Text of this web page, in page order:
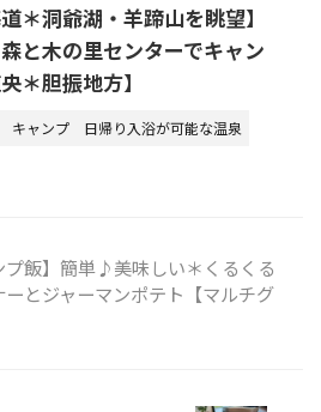
道＊洞爺湖・羊蹄山を眺望】
と木の里センターでキャン
＊胆振地方】
キャンプ 日帰り入浴が可能な温泉
プ飯】簡単♪美味しい＊くるくる
ーとジャーマンポテト【マルチグ